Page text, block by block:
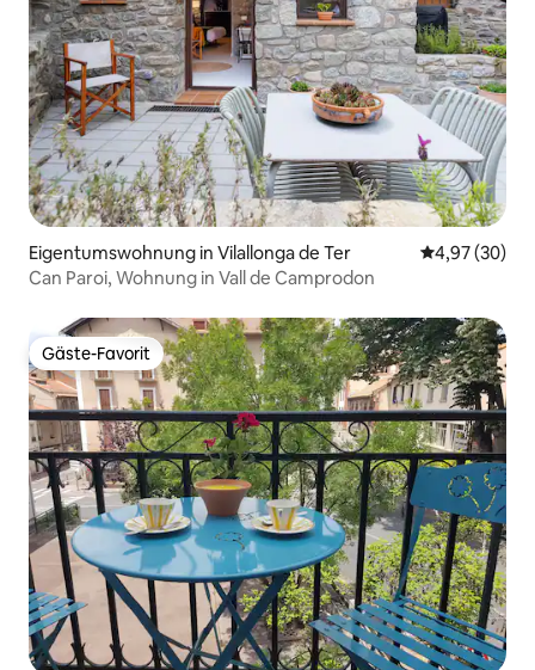
Eigentumswohnung in Vilallonga de Ter
4,97 (30)
Can Paroi, Wohnung in Vall de Camprodon
Gäste-Favorit
Gäste-Favorit